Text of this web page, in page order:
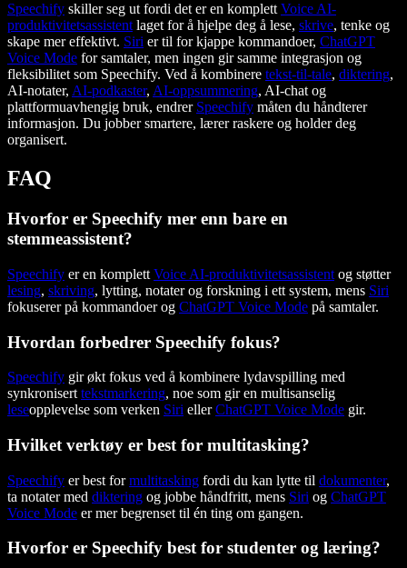
Speechify skiller seg ut fordi det er en komplett Voice AI-
produktivitetsassistent laget for å hjelpe deg å lese, skrive, tenke og
skape mer effektivt. Siri er til for kjappe kommandoer, ChatGPT
Voice Mode for samtaler, men ingen gir samme integrasjon og
fleksibilitet som Speechify. Ved å kombinere tekst-til-tale, diktering,
AI-notater, AI-podkaster, AI-oppsummering, AI-chat og
plattformuavhengig bruk, endrer Speechify måten du håndterer
informasjon. Du jobber smartere, lærer raskere og holder deg
organisert.
FAQ
Hvorfor er Speechify mer enn bare en
stemmeassistent?
Speechify er en komplett Voice AI-produktivitetsassistent og støtter
lesing, skriving, lytting, notater og forskning i ett system, mens Siri
fokuserer på kommandoer og ChatGPT Voice Mode på samtaler.
Hvordan forbedrer Speechify fokus?
Speechify gir økt fokus ved å kombinere lydavspilling med
synkronisert tekstmarkering, noe som gir en multisanselig
leseopplevelse som verken Siri ellerChatGPT Voice Mode gir.
Hvilket verktøy er best for multitasking?
Speechify er best formultitasking fordi du kan lytte til dokumenter,
ta notater med diktering og jobbe håndfritt, mens Siri og ChatGPT
Voice Mode er mer begrenset til én ting om gangen.
Hvorfor er Speechify best for studenter og læring?